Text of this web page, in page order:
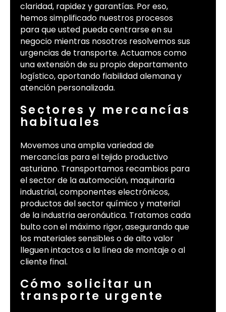
claridad, rapidez y garantías. Por eso,
hemos simplificado nuestros procesos
para que usted pueda centrarse en su
negocio mientras nosotros resolvemos sus
urgencias de transporte. Actuamos como
una extensión de su propio departamento
logístico, aportando fiabilidad alemana y
atención personalizada.
Sectores y mercancías
habituales
Movemos una amplia variedad de
mercancías para el tejido productivo
asturiano. Transportamos recambios para
el sector de la automoción, maquinaria
industrial, componentes electrónicos,
productos del sector químico y material
de la industria aeronáutica. Tratamos cada
bulto con el máximo rigor, asegurando que
los materiales sensibles o de alto valor
lleguen intactos a la línea de montaje o al
cliente final.
Cómo solicitar un
transporte urgente